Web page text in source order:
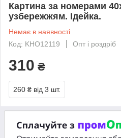
Картина за номерами
узбережжям. Ідейка.
Немає в наявності
Код: KHO12119
Опт і роздріб
310 ₴
260 ₴ від 3 шт.